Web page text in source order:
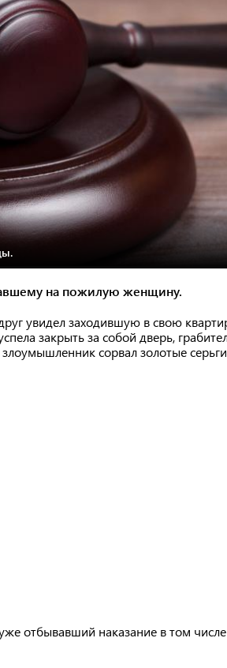
на пожилую женщину.
увидел заходившую в свою
закрыть за собой дверь,
сорвал золотые
отбывавший наказание в том числе